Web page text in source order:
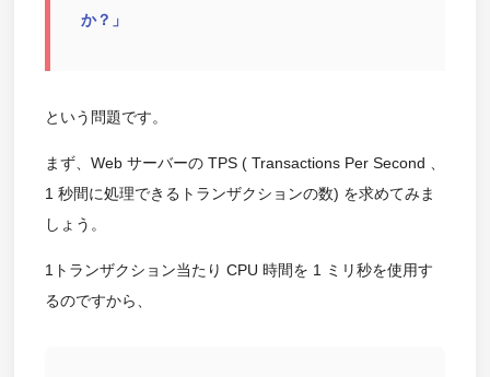
か？」
という問題です。
まず、Web サーバーの TPS ( Transactions Per Second 、
1 秒間に処理できるトランザクションの数) を求めてみま
しょう。
1トランザクション当たり CPU 時間を 1 ミリ秒を使用す
るのですから、